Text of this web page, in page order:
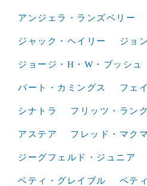
アンジェラ・ランズベリー
ジャック・ヘイリー ジョ
ジョージ・H・W・ブッシュ
バート・カミングス フェ
シナトラ フリッツ・ラン
アステア フレッド・マク
ジーグフェルド・ジュニア
ベティ・グレイブル ベテ